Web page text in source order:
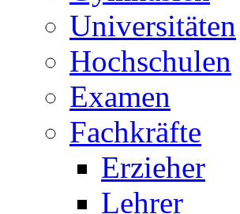
Universitäten
Hochschulen
Examen
Fachkräfte
Erzieher
Lehrer